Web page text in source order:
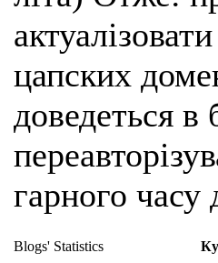
цапских
доведеться в
гарного часу
Blogs' Statistics